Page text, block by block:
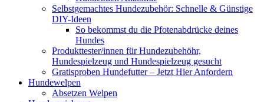
Selbstgemachtes Hundezubehör: Schnelle & Günstige
DIY-Ideen
So bekommst du die Pfotenabdrücke deines
Hundes
Produkttester/innen für Hundezubehöhr,
Hundespielzeug und Hundespielzeug gesucht
Gratisproben Hundefutter – Jetzt Hier Anfordern
Hundewelpen
Absetzen Welpen